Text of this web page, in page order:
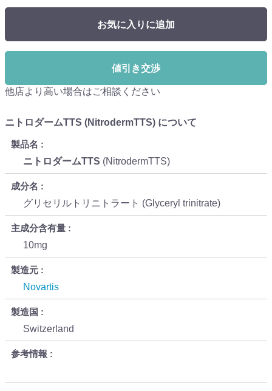
お気に入りに追加
値引き交渉
他店より高い場合はご相談ください
ニトロダームTTS (NitrodermTTS) について
製品名
ニトロダームTTS (NitrodermTTS)
成分名
グリセリルトリニトラート (Glyceryl trinitrate)
主成分含有量
10mg
製造元
Novartis
製造国
Switzerland
参考情報